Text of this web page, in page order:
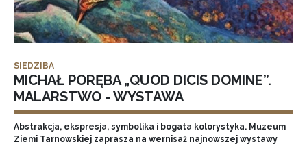
SIEDZIBA
MICHAŁ PORĘBA „QUOD DICIS DOMINE”.
MALARSTWO - WYSTAWA
Abstrakcja, ekspresja, symbolika i bogata kolorystyka. Muzeum
Ziemi Tarnowskiej zaprasza na wernisaż najnowszej wystawy